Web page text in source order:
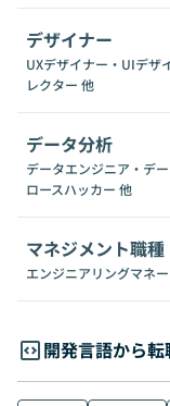
デザイナー
UXデザイナー・UIデザ
レクター 他
データ分析
データエンジニア・デ
ロースハッカー 他
マネジメント職種
エンジニアリングマネ
開発言語から